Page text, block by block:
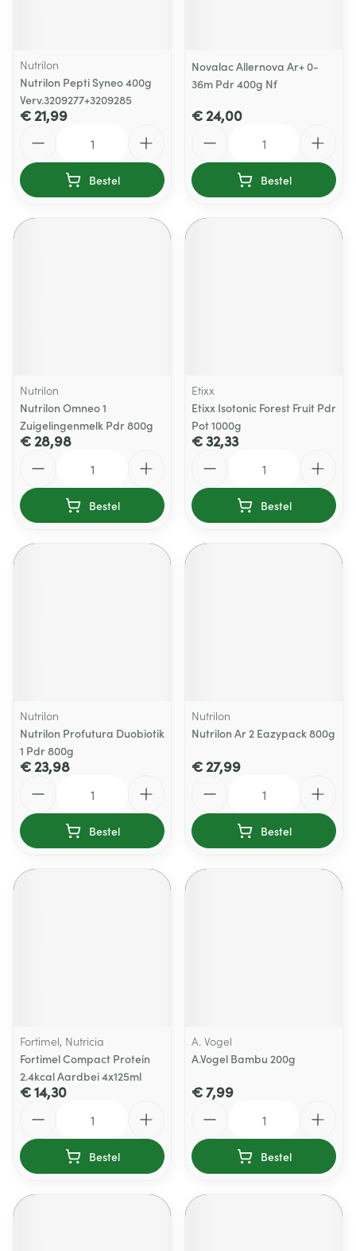
Nutrilon
Nutrilon Pepti Syneo 400g
Verv.3209277+3209285
€ 21,99
Bestel
Novalac Allernova Ar+ 0-
36m Pdr 400g Nf
€ 24,00
Bestel
Nutrilon
Nutrilon Omneo 1
Zuigelingenmelk Pdr 800g
€ 28,98
Bestel
Etixx
Etixx Isotonic Forest Fruit Pdr
Pot 1000g
€ 32,33
Bestel
Nutrilon
Nutrilon Profutura Duobiotik
1 Pdr 800g
€ 23,98
Bestel
Nutrilon
Nutrilon Ar 2 Eazypack 800g
€ 27,99
Bestel
Fortimel, Nutricia
Fortimel Compact Protein
2.4kcal Aardbei 4x125ml
€ 14,30
Bestel
A. Vogel
A.Vogel Bambu 200g
€ 7,99
Bestel